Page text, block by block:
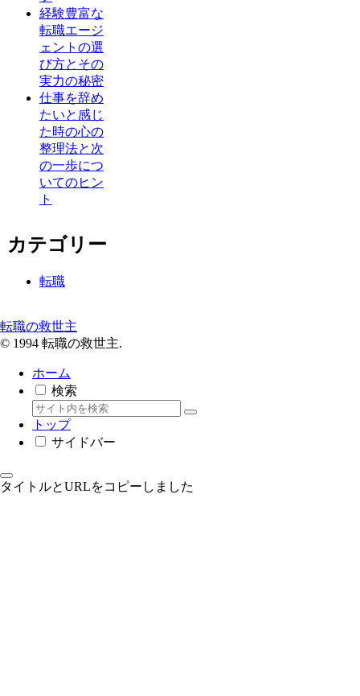
経験豊富な
転職エージ
ェントの選
び方とその
実力の秘密
仕事を辞め
たいと感じ
た時の心の
整理法と次
の一歩につ
いてのヒン
ト
カテゴリー
転職
転職の救世主
© 1994 転職の救世主.
ホーム
検索
トップ
サイドバー
タイトルとURLをコピーしました